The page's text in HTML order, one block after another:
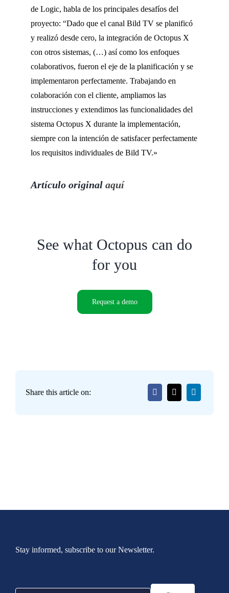
de Logic, habla de los principales desafíos del
proyecto: “Dado que el canal Bild TV se planificó
y realizó desde cero, la integración de Octopus X
con otros sistemas, (…) así como los enfoques
colaborativos, fueron el eje de la planificación y se
implementaron perfectamente. Trabajando en
colaboración con el cliente, ampliamos las
instrucciones y extendimos las funcionalidades del
sistema Octopus X durante la implementación,
siempre con la intención de satisfacer perfectamente
los requisitos individuales de Bild TV.»
Artículo original aquí
See what Octopus can do
for you
Request a demo
Share this article on:
Stay informed, subscribe to our Newsletter.